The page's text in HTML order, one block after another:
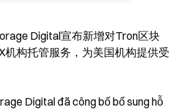
Digital宣布新增对Tron区块
机构托管服务，为美国机构提供受
Digital đã công bố bổ sung hỗ